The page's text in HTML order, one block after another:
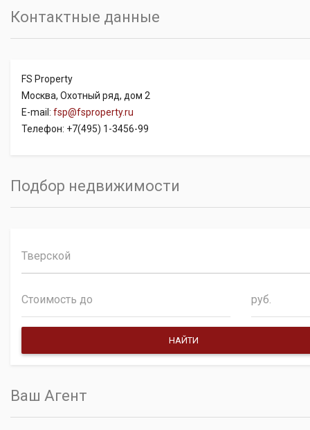
Контактные данные
FS Property
Москва, Охотный ряд, дом 2
E-mail: fsp@fsproperty.ru
Телефон: +7(495) 1-3456-99
Подбор недвижимости
Тверской
руб.
Ваш Агент